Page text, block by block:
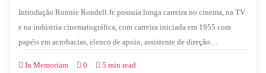
Introdução Ronnie Rondell Jr. possuía longa carreira no cinema, na TV
e na indústria cinematográfica, com carreira iniciada em 1955 com
papéis em acrobacias, elenco de apoio, assistente de direção…
In Memoriam 0 5 min read